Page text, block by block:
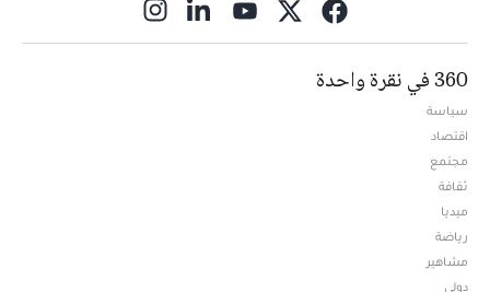
360 في نقرة واحدة
سياسة
اقتصاد
مجتمع
ثقافة
ميديا
رياضة
مشاهير
دولي